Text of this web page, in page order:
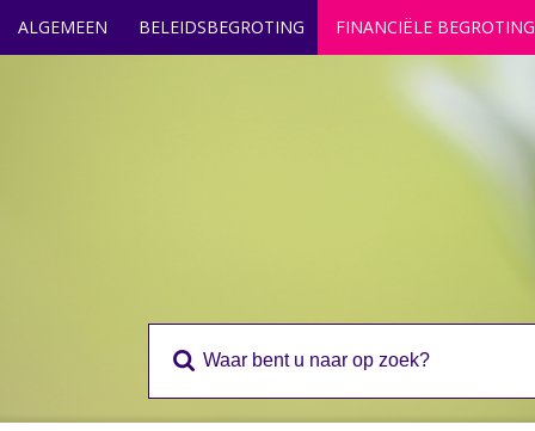
ALGEMEEN BELEIDSBEGROTING FINANCIËLE BEGROTING